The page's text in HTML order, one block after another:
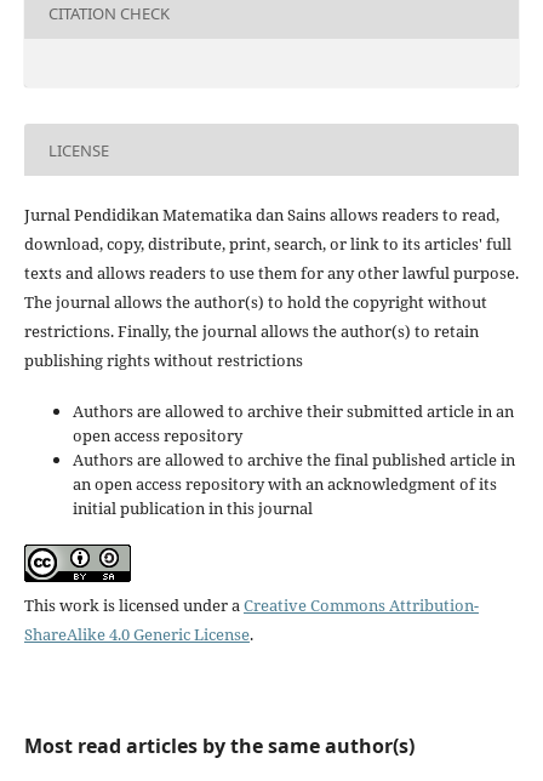
CITATION CHECK
LICENSE
Jurnal Pendidikan Matematika dan Sains allows readers to read,
download, copy, distribute, print, search, or link to its articles' full
texts and allows readers to use them for any other lawful purpose.
The journal allows the author(s) to hold the copyright without
restrictions. Finally, the journal allows the author(s) to retain
publishing rights without restrictions
Authors are allowed to archive their submitted article in an
open access repository
Authors are allowed to archive the final published article in
an open access repository with an acknowledgment of its
initial publication in this journal
This work is licensed under aCreative Commons Attribution-
ShareAlike 4.0 Generic License.
Most read articles by the same author(s)